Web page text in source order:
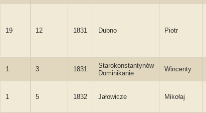
19 12 1831 Dubno Piotr
1 3 1831
Starokonstantynów
Dominikanie
Wincenty
1 5 1832 Jałowicze Mikołaj